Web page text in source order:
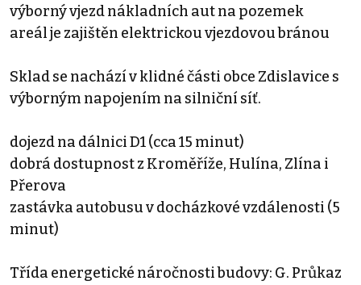
výborný vjezd nákladních aut na pozemek
areál je zajištěn elektrickou vjezdovou bránou
Sklad se nachází v klidné části obce Zdislavice s
výborným napojením na silniční síť.
dojezd na dálnici D1 (cca 15 minut)
dobrá dostupnost z Kroměříže, Hulína, Zlína i
Přerova
zastávka autobusu v docházkové vzdálenosti (5
minut)
Třída energetické náročnosti budovy: G. Průkaz